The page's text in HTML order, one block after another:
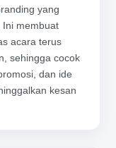
yang
Ini membuat
acara terus
sehingga cocok
dan ide
kesan